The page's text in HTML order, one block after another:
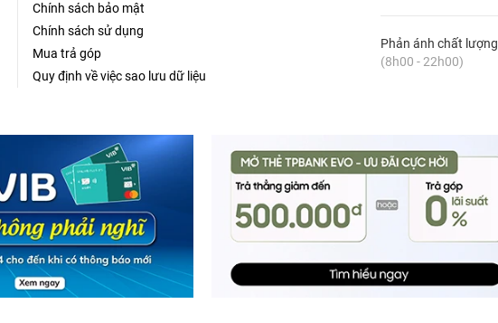
Chính sách bảo mật
Chính sách sử dụng
Mua trả góp
Quy định về việc sao lưu dữ liệu
Phản ánh chất lượng
(8h00 - 22h00)